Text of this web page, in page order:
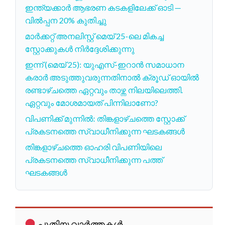
ഇന്ത്യക്കാർ ആഭരണ കടകളിലേക്ക് ഓടി —
വിൽപ്പന 20% കുതിച്ചു
മാർക്കറ്റ് അനലിസ്റ്റ് മെയ് 25-ലെ മികച്ച
സ്റ്റോക്കുകൾ നിർദ്ദേശിക്കുന്നു
ഇന്ന് (മെയ് 25): യുഎസ്-ഇറാൻ സമാധാന
കരാർ അടുത്തുവരുന്നതിനാൽ ക്രൂഡ് ഓയിൽ
രണ്ടാഴ്ചത്തെ ഏറ്റവും താഴ്ന്ന നിലയിലെത്തി.
ഏറ്റവും മോശമായത് പിന്നിലാണോ?
വിപണിക്ക് മുന്നിൽ: തിങ്കളാഴ്ചത്തെ സ്റ്റോക്ക്
പ്രകടനത്തെ സ്വാധീനിക്കുന്ന ഘടകങ്ങൾ
തിങ്കളാഴ്ചത്തെ ഓഹരി വിപണിയിലെ
പ്രകടനത്തെ സ്വാധീനിക്കുന്ന പത്ത്
ഘടകങ്ങൾ